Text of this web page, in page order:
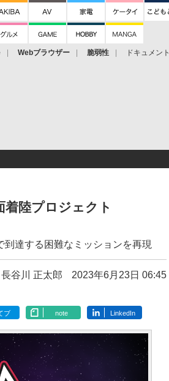
Webブラウザー 脆弱性 ドキュメント
陸プロジェクト
達する困難なミッションを再現
長谷川 正太郎 2023年6月23日 06:45
ブ note LinkedIn